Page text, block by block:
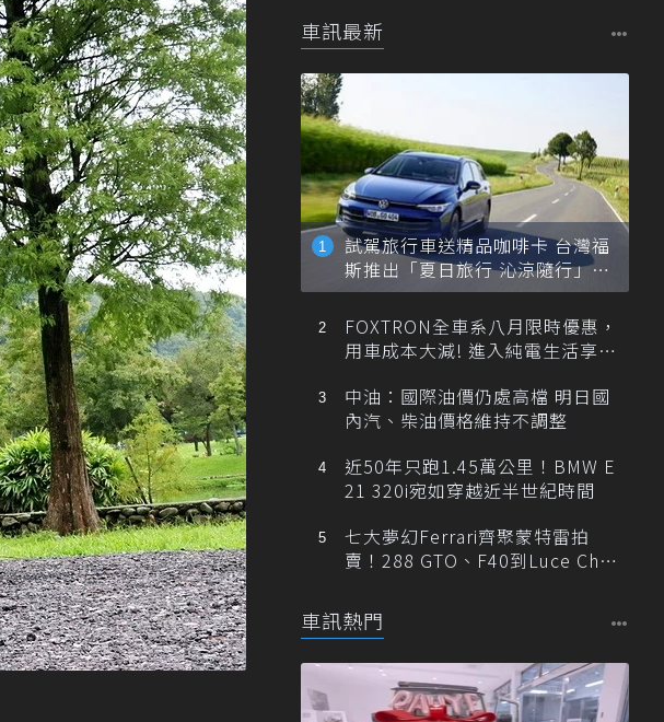
車訊最新
試駕旅行車送精品咖啡卡 台灣福
斯推出「夏日旅行 沁涼隨行」活
動
FOXTRON全車系八月限時優惠，
用車成本大減! 進入純電生活享
中油：國際油價仍處高檔 明日國
內汽、柴油價格維持不調整
近50年只跑1.45萬公里！BMW E
21 320i宛如穿越近半世紀時間
七大夢幻Ferrari齊聚蒙特雷拍
賣！288 GTO、F40到Luce Cha
車訊熱門